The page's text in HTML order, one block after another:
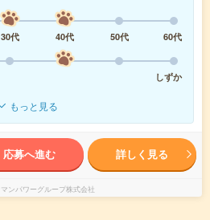
30代 40代 50代
60代
しずか
もっと見る
応募へ進む 詳しく見る
マンパワーグループ株式会社